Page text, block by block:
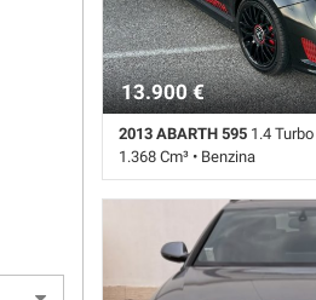
13.900 €
2013 ABARTH 595 1.4
1.368 Cm³ • Benzina
85.000 Km • Cambio
pastello • 3 Porte • ABS •
Airbag Passeggero • Airbag
Autoradio • Bluetooth •
centralizzata •